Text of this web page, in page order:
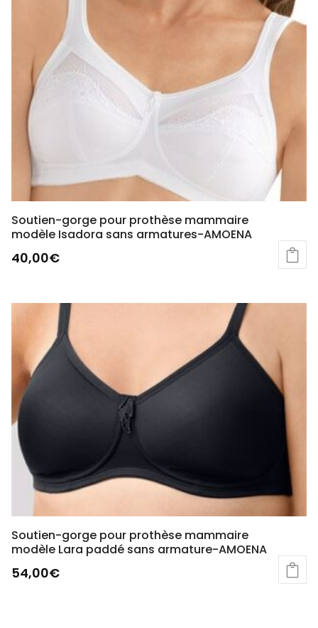
peuvent
choisies
page
produit
Soutien-gorge pour prothèse mammaire
modèle Isadora sans armatures-AMOENA
40,00€
Soutien-gorge pour prothèse mammaire
modèle Lara paddé sans armature-AMOENA
54,00€